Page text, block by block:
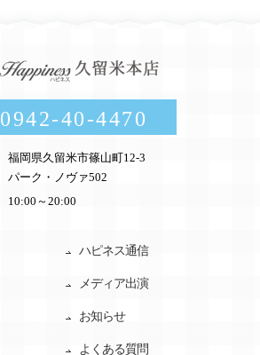
0942-40-4470
福岡県久留米市篠山町12-3
パーク・ノヴァ502
10:00～20:00
ハピネス通信
メディア出演
お知らせ
よくある質問